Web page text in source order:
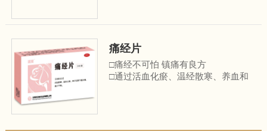
痛经片
□痛经不可怕 镇痛有良方
□通过活血化瘀、温经散寒、养血和